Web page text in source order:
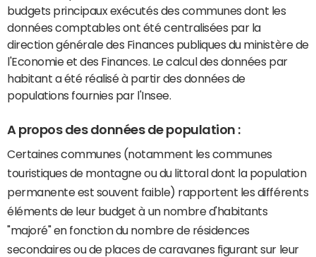
budgets principaux exécutés des communes dont les
données comptables ont été centralisées par la
direction générale des Finances publiques du ministère de
l'Economie et des Finances. Le calcul des données par
habitant a été réalisé à partir des données de
populations fournies par l'Insee.
A propos des données de population :
Certaines communes (notamment les communes
touristiques de montagne ou du littoral dont la population
permanente est souvent faible) rapportent les différents
éléments de leur budget à un nombre d'habitants
"majoré" en fonction du nombre de résidences
secondaires ou de places de caravanes figurant sur leur